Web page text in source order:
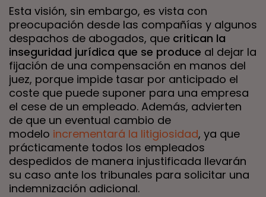
Esta visión, sin embargo, es vista con
preocupación desde las compañías y algunos
despachos de abogados, que critican la
inseguridad jurídica que se produce al dejar la
fijación de una compensación en manos del
juez, porque impide tasar por anticipado el
coste que puede suponer para una empresa
el cese de un empleado. Además, advierten
de que un eventual cambio de
modelo incrementará la litigiosidad, ya que
prácticamente todos los empleados
despedidos de manera injustificada llevarán
su caso ante los tribunales para solicitar una
indemnización adicional.